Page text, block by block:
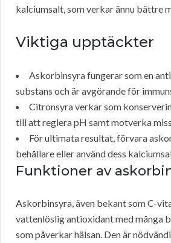
kalciumsalt, som verkar ännu bättre
Viktiga upptäckter
Askorbinsyra fungerar som en
substans och är avgörande för
Citronsyra verkar som
till att reglera pH samt motverka
För ultimata resultat, förvara
behållare eller använd dess
Funktioner av
Askorbinsyra, även bekant som C-
vattenlöslig antioxidant med många
som påverkar hälsan. Den är